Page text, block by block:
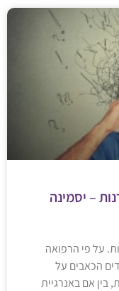
– יסמינה
על פי הרפואה
הכאבים על
בין אם באנרגיית